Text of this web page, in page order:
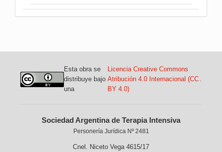
Esta obra se
distribuye bajo
una
Licencia Creative Commons
Atribución 4.0 Internacional (CC
BY 4.0)
.
Sociedad Argentina de Terapia Intensiva
Personería Jurídica Nº 2481
Cnel. Niceto Vega 4615/17